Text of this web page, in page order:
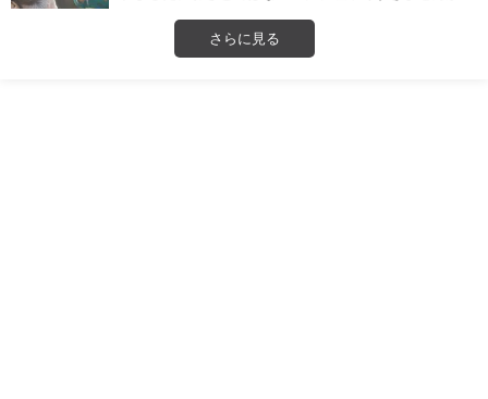
さらに見る